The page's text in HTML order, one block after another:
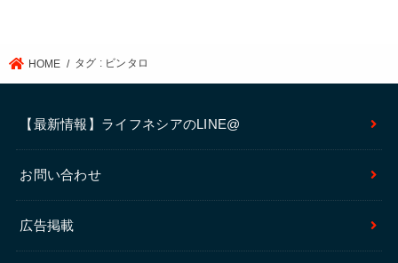
HOME タグ : ビンタロ
【最新情報】ライフネシアのLINE@
お問い合わせ
広告掲載